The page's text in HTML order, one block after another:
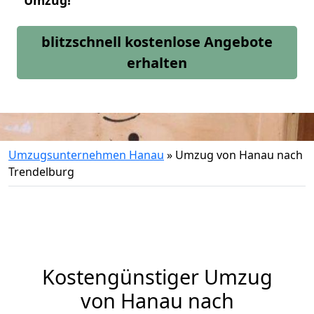
blitzschnell kostenlose Angebote
erhalten
Umzugsunternehmen Hanau » Umzug von Hanau nach
Trendelburg
Kostengünstiger Umzug
von Hanau nach